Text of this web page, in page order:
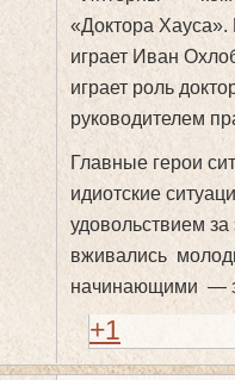
«Доктора
играет Иван
играет роль
руководителем
Главные герои
идиотские
удовольствием
вживались
начинающими —
+1